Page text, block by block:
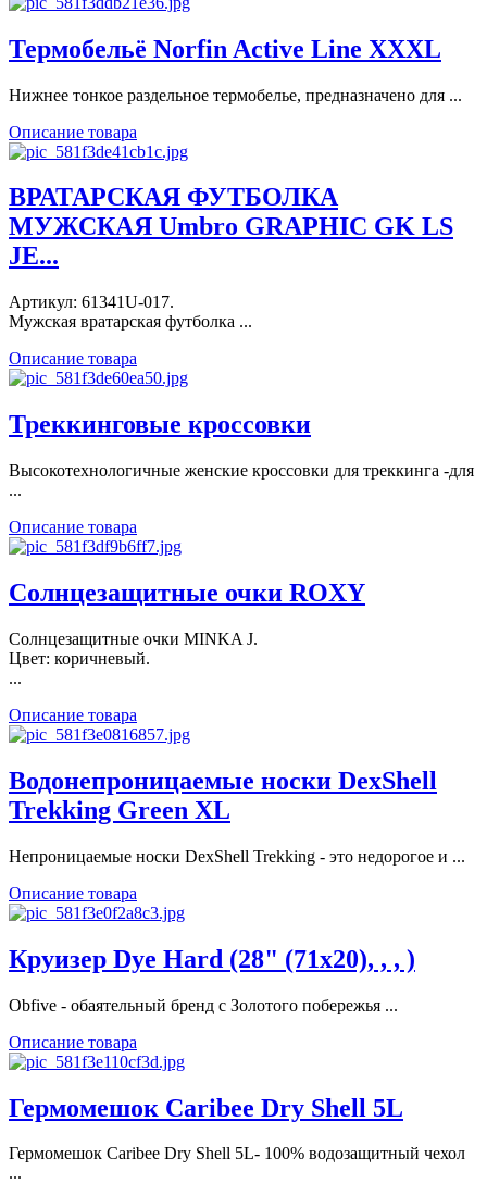
Термобельё Norfin Active Line XXXL
Нижнее тонкое раздельное термобелье, предназначено для ...
Описание товара
ВРАТАРСКАЯ ФУТБОЛКА
МУЖСКАЯ Umbro GRAPHIC GK LS
JE...
Артикул: 61341U-017.
Мужская вратарская футболка ...
Описание товара
Треккинговые кроссовки
Высокотехнологичные женские кроссовки для треккинга -для
...
Описание товара
Солнцезащитные очки ROXY
Солнцезащитные очки MINKA J.
Цвет: коричневый.
...
Описание товара
Водонепроницаемые носки DexShell
Trekking Green XL
Непроницаемые носки DexShell Trekking - это недорогое и ...
Описание товара
Круизер Dye Hard (28" (71х20), , , )
Obfive - обаятельный бренд с Золотого побережья ...
Описание товара
Гермомешок Caribee Dry Shell 5L
Гермомешок Caribee Dry Shell 5L- 100% водозащитный чехол
...